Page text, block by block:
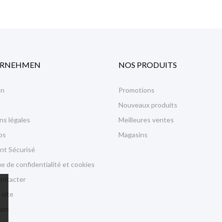
légales
Sécurisé
de confidentialité et cookies
site
NOS PRODUITS
Promotions
Nouveaux produits
Meilleures ventes
Magasins